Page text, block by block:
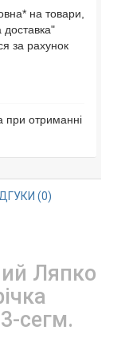
на товари,
доставка"
за рахунок
при отриманні
(0)
Ляпко
сегм.